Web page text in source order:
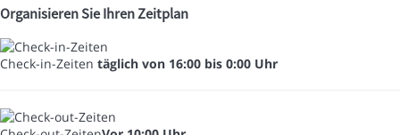
Organisieren Sie Ihren Zeitplan
Check-in-Zeiten täglich von 16:00 bis 0:00 Uhr